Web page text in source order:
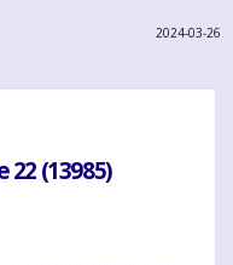
2024-03-26
22 (13985)